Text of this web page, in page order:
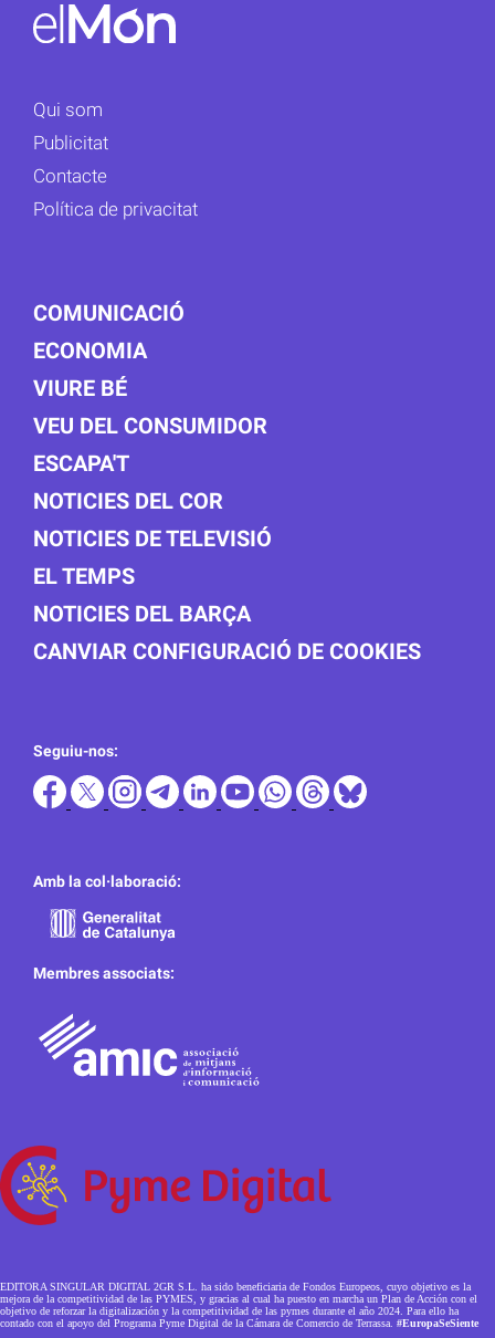
Qui som
Publicitat
Contacte
Política de privacitat
COMUNICACIÓ
ECONOMIA
VIURE BÉ
VEU DEL CONSUMIDOR
ESCAPA'T
NOTICIES DEL COR
NOTICIES DE TELEVISIÓ
EL TEMPS
NOTICIES DEL BARÇA
CANVIAR CONFIGURACIÓ DE COOKIES
Seguiu-nos:
Amb la col·laboració:
Membres associats:
EDITORA SINGULAR DIGITAL 2GR S.L. ha sido beneficiaria de Fondos Europeos, cuyo objetivo es la
mejora de la competitividad de las PYMES, y gracias al cual ha puesto en marcha un Plan de Acción con el
objetivo de reforzar la digitalización y la competitividad de las pymes durante el año 2024. Para ello ha
contado con el apoyo del Programa Pyme Digital de la Cámara de Comercio de Terrassa. #EuropaSeSiente